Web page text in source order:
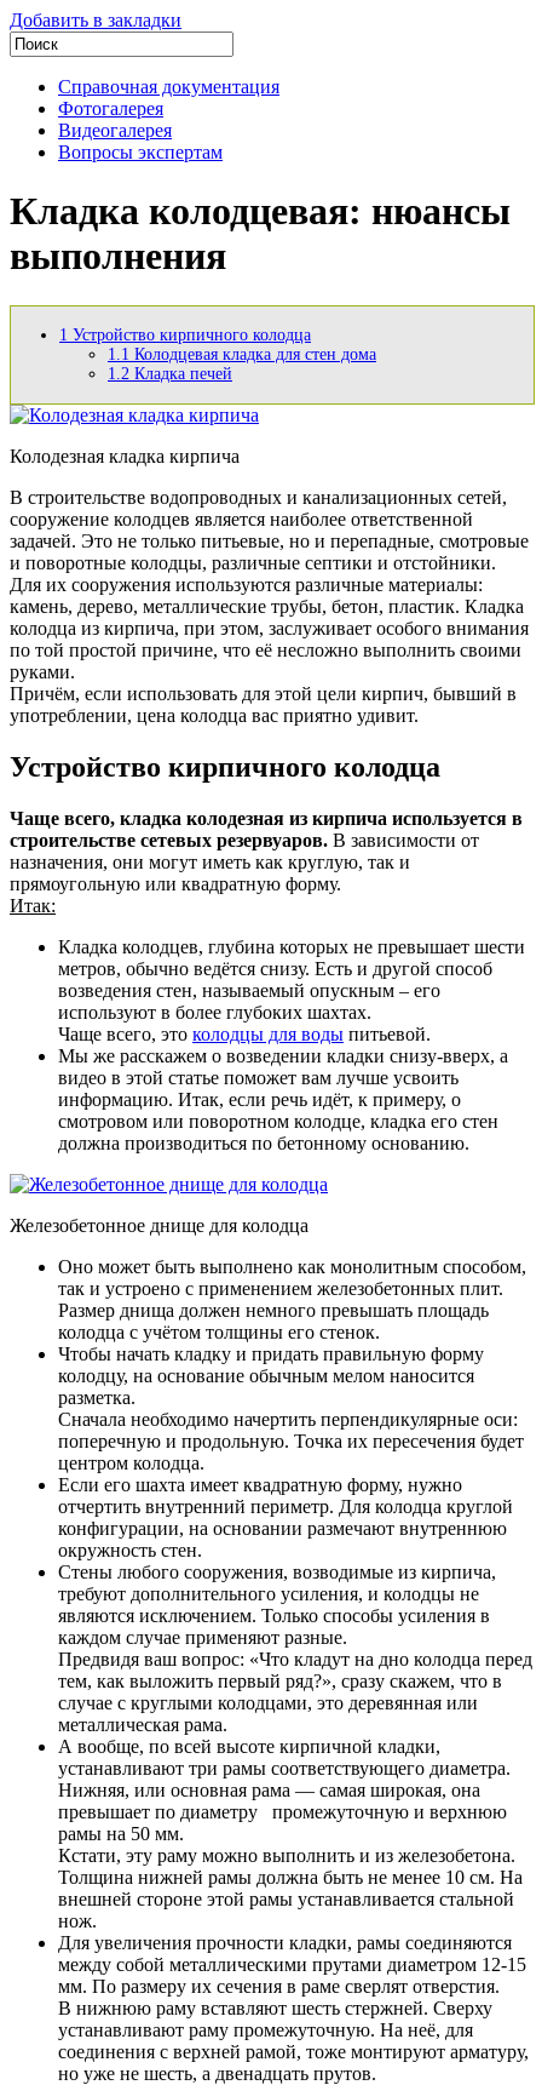
Добавить в закладки
Справочная документация
Фотогалерея
Видеогалерея
Вопросы экспертам
Кладка колодцевая: нюансы
выполнения
1 Устройство кирпичного колодца
1.1 Колодцевая кладка для стен дома
1.2 Кладка печей
Колодезная кладка кирпича
В строительстве водопроводных и канализационных сетей,
сооружение колодцев является наиболее ответственной
задачей. Это не только питьевые, но и перепадные, смотровые
и поворотные колодцы, различные септики и отстойники.
Для их сооружения используются различные материалы:
камень, дерево, металлические трубы, бетон, пластик. Кладка
колодца из кирпича, при этом, заслуживает особого внимания
по той простой причине, что её несложно выполнить своими
руками.
Причём, если использовать для этой цели кирпич, бывший в
употреблении, цена колодца вас приятно удивит.
Устройство кирпичного колодца
Чаще всего, кладка колодезная из кирпича используется в
строительстве сетевых резервуаров. В зависимости от
назначения, они могут иметь как круглую, так и
прямоугольную или квадратную форму.
Итак:
Кладка колодцев, глубина которых не превышает шести
метров, обычно ведётся снизу. Есть и другой способ
возведения стен, называемый опускным – его
используют в более глубоких шахтах.
Чаще всего, это колодцы для воды питьевой.
Мы же расскажем о возведении кладки снизу-вверх, а
видео в этой статье поможет вам лучше усвоить
информацию. Итак, если речь идёт, к примеру, о
смотровом или поворотном колодце, кладка его стен
должна производиться по бетонному основанию.
Железобетонное днище для колодца
Оно может быть выполнено как монолитным способом,
так и устроено с применением железобетонных плит.
Размер днища должен немного превышать площадь
колодца с учётом толщины его стенок.
Чтобы начать кладку и придать правильную форму
колодцу, на основание обычным мелом наносится
разметка.
Сначала необходимо начертить перпендикулярные оси:
поперечную и продольную. Точка их пересечения будет
центром колодца.
Если его шахта имеет квадратную форму, нужно
отчертить внутренний периметр. Для колодца круглой
конфигурации, на основании размечают внутреннюю
окружность стен.
Стены любого сооружения, возводимые из кирпича,
требуют дополнительного усиления, и колодцы не
являются исключением. Только способы усиления в
каждом случае применяют разные.
Предвидя ваш вопрос: «Что кладут на дно колодца перед
тем, как выложить первый ряд?», сразу скажем, что в
случае с круглыми колодцами, это деревянная или
металлическая рама.
А вообще, по всей высоте кирпичной кладки,
устанавливают три рамы соответствующего диаметра.
Нижняя, или основная рама — самая широкая, она
превышает по диаметру промежуточную и верхнюю
рамы на 50 мм.
Кстати, эту раму можно выполнить и из железобетона.
Толщина нижней рамы должна быть не менее 10 см. На
внешней стороне этой рамы устанавливается стальной
нож.
Для увеличения прочности кладки, рамы соединяются
между собой металлическими прутами диаметром 12-15
мм. По размеру их сечения в раме сверлят отверстия.
В нижнюю раму вставляют шесть стержней. Сверху
устанавливают раму промежуточную. На неё, для
соединения с верхней рамой, тоже монтируют арматуру,
но уже не шесть, а двенадцать прутов.